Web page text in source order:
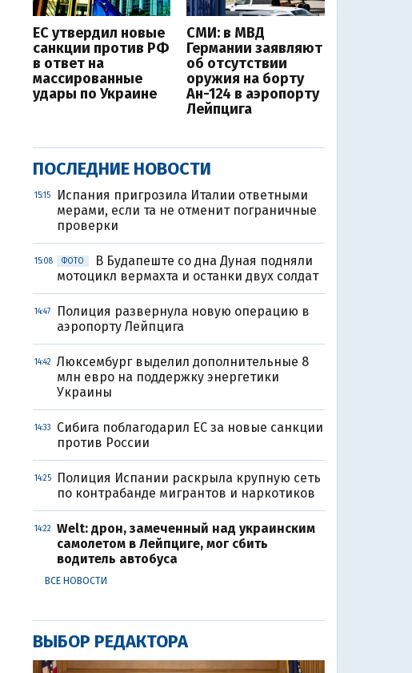
ЕС утвердил новые
санкции против РФ
в ответ на
массированные
удары по Украине
СМИ: в МВД
Германии заявляют
об отсутствии
оружия на борту
Ан-124 в аэропорту
Лейпцига
ПОСЛЕДНИЕ НОВОСТИ
15:15
Испания пригрозила Италии ответными
мерами, если та не отменит пограничные
проверки
15:08 ФОТО
В Будапеште со дна Дуная подняли
мотоцикл вермахта и останки двух солдат
14:47
Полиция развернула новую операцию в
аэропорту Лейпцига
14:42
Люксембург выделил дополнительные 8
млн евро на поддержку энергетики
Украины
14:33
Сибига поблагодарил ЕС за новые санкции
против России
14:25
Полиция Испании раскрыла крупную сеть
по контрабанде мигрантов и наркотиков
14:22
Welt: дрон, замеченный над украинским
самолетом в Лейпциге, мог сбить
водитель автобуса
ВСЕ НОВОСТИ
ВЫБОР РЕДАКТОРА